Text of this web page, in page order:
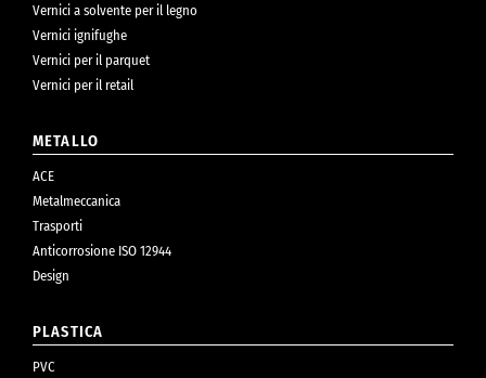
Vernici a solvente per il legno
Vernici ignifughe
Vernici per il parquet
Vernici per il retail
METALLO
ACE
Metalmeccanica
Trasporti
Anticorrosione ISO 12944
Design
PLASTICA
PVC